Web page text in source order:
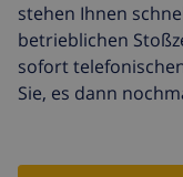
stehen Ihnen
betrieblichen
sofort
Sie, es dann